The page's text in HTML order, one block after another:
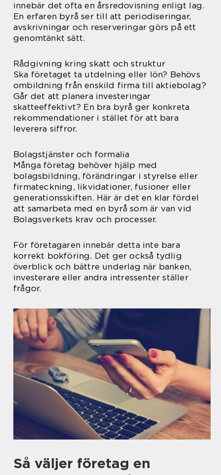
innebär det ofta en årsredovisning enligt lag.
En erfaren byrå ser till att periodiseringar,
avskrivningar och reserveringar görs på ett
genomtänkt sätt.
Rådgivning kring skatt och struktur
Ska företaget ta utdelning eller lön? Behövs
ombildning från enskild firma till aktiebolag?
Går det att planera investeringar
skatteeffektivt? En bra byrå ger konkreta
rekommendationer i stället för att bara
leverera siffror.
Bolagstjänster och formalia
Många företag behöver hjälp med
bolagsbildning, förändringar i styrelse eller
firmateckning, likvidationer, fusioner eller
generationsskiften. Här är det en klar fördel
att samarbeta med en byrå som är van vid
Bolagsverkets krav och processer.
För företagaren innebär detta inte bara
korrekt bokföring. Det ger också tydlig
överblick och bättre underlag när banken,
investerare eller andra intressenter ställer
frågor.
Så väljer företag en